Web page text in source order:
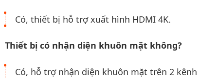
Có, thiết bị hỗ trợ xuất hình HDMI 4K.
Thiết bị có nhận diện khuôn mặt không?
Có, hỗ trợ nhận diện khuôn mặt trên 2 kênh